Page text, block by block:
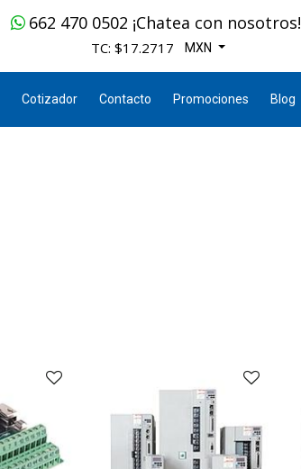
662 470 0502 ¡Chatea con nosotros!
TC: $17.2717 MXN
Cotizador Contacto Promociones Blog